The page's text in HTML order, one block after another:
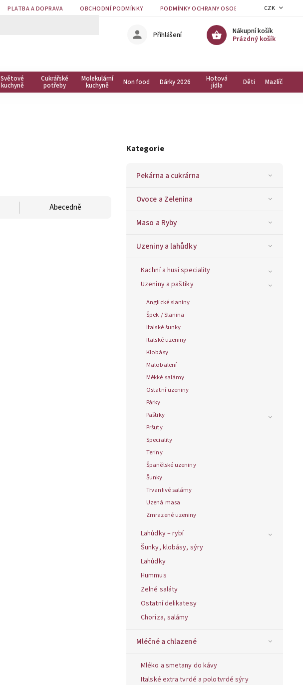
PLATBA A DOPRAVA OBCHODNÍ PODMÍNKY PODMÍNKY OCHRANY OSOBNÍCH ÚDAJŮ
CZK
Nákupní košík
Prázdný košík
Přihlášení
Světové
kuchyně
Cukrářské
potřeby
Molekulární
kuchyně Non food Dárky 2026 Hotová
jídla Děti Mazlíčci
Kategorie
Pekárna a cukrárna
Ovoce a Zelenina
Maso a Ryby
Uzeniny a lahůdky
Kachní a husí speciality
Uzeniny a paštiky
Anglické slaniny
Špek / Slanina
Italské šunky
Italské uzeniny
Klobásy
Malobalení
Měkké salámy
Ostatní uzeniny
Párky
Paštiky
Pršuty
Speciality
Teriny
Španělské uzeniny
Šunky
Trvanlivé salámy
Uzená masa
Zmrazené uzeniny
Lahůdky – rybí
Šunky, klobásy, sýry
Lahůdky
Hummus
Zelné saláty
Ostatní delikatesy
Choriza, salámy
Mléčné a chlazené
Mléko a smetany do kávy
Italské extra tvrdé a polotvrdé sýry
Abecedně